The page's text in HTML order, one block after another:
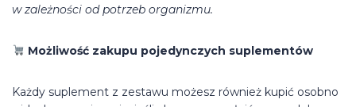
w zależności od potrzeb organizmu.
Możliwość zakupu pojedynczych suplementów
Każdy suplement z zestawu możesz również kupić osobno